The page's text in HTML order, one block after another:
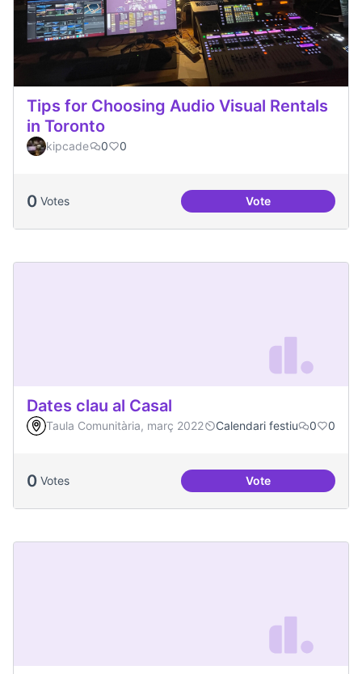
Tips for Choosing Audio Visual Rentals
in Toronto
kipcade 0 0
0 Votes VoteTips for Choosing
Dates clau al Casal
Taula Comunitària, març 2022 Calendari festiu 0 0
0 Votes VoteDates clau al Casal